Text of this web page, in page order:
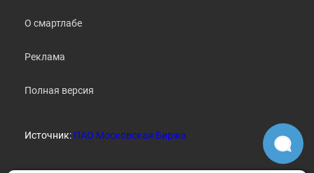
О смартлабе
Реклама
Полная версия
Источник: ПАО Московская Биржа